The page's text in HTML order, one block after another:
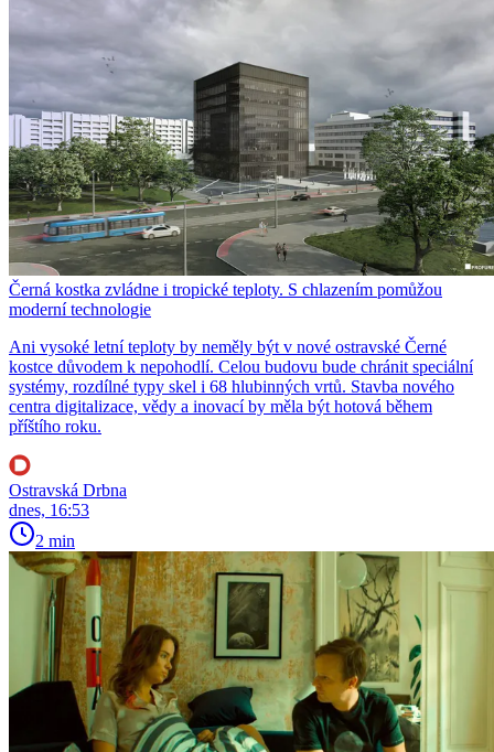
Černá kostka zvládne i tropické teploty. S chlazením pomůžou
moderní technologie
Ani vysoké letní teploty by neměly být v nové ostravské Černé
kostce důvodem k nepohodlí. Celou budovu bude chránit speciální
systémy, rozdílné typy skel i 68 hlubinných vrtů. Stavba nového
centra digitalizace, vědy a inovací by měla být hotová během
příštího roku.
Ostravská Drbna
dnes, 16:53
2 min